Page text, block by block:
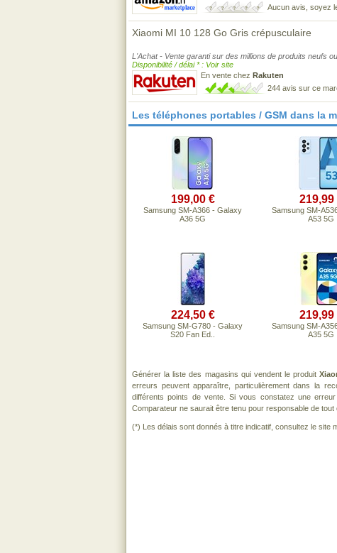
Aucun avis, soyez
Xiaomi MI 10 128 Go Gris crépusculaire
L'Achat - Vente garanti sur des millions de produits neufs
Disponibilité / délai * : Voir site
En vente chez Rakuten
244 avis sur ce
Les téléphones portables / GSM dans la
199,00 €
Samsung SM-A366 - Galaxy
A36 5G
219,99
Samsung SM-
A53 5G
224,50 €
Samsung SM-G780 - Galaxy
S20 Fan Ed..
219,99
Samsung SM-
A35 5G
Générer la liste des magasins qui vendent le produit
erreurs peuvent apparaître, particulièrement dans la
différents points de vente. Si vous constatez une
Comparateur ne saurait être tenu pour responsable de
(*) Les délais sont donnés à titre indicatif, consultez le site